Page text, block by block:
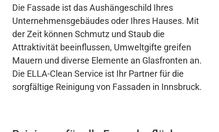
Die Fassade ist das Aushängeschild Ihres
Unternehmensgebäudes oder Ihres Hauses. Mit
der Zeit können Schmutz und Staub die
Attraktivität beeinflussen, Umweltgifte greifen
Mauern und diverse Elemente an Glasfronten an.
Die ELLA-Clean Service ist Ihr Partner für die
sorgfältige Reinigung von Fassaden in Innsbruck.